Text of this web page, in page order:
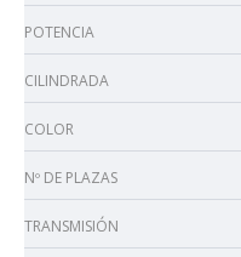
POTENCIA
CILINDRADA
COLOR
Nº DE PLAZAS
TRANSMISIÓN